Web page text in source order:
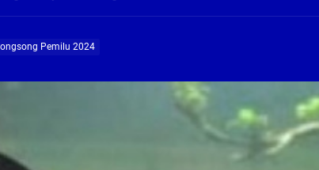
Fly over Gedangan Semakin Dekat
warga Seketi dan Urangagung
Pemilu 2024